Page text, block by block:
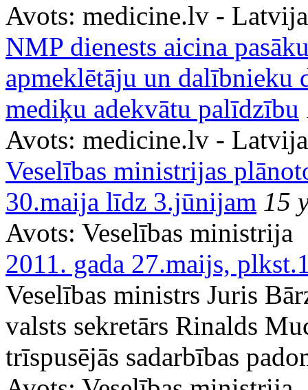
Avots: medicine.lv -
NMP dienests aicina
apmeklētāju un dalībnieku
mediķu adekvātu palīdzību
Avots: medicine.lv -
Veselības ministrijas
30.maija līdz 3.jūnijam 15
Avots: Veselības ministrija
2011. gada 27.maijs,
Veselības ministrs Juris
valsts sekretārs Rinalds
trīspusējās sadarbības